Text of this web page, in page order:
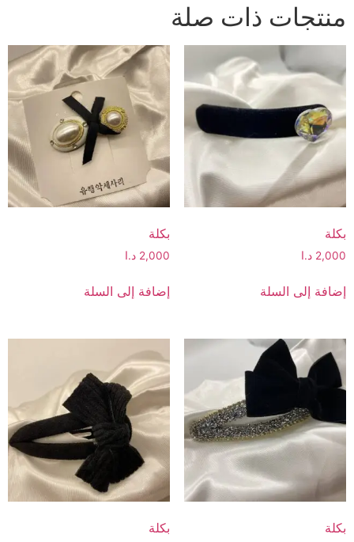
منتجات ذات صلة
بكلة
2,000 د.ا
إضافة إلى السلة
بكلة
2,000 د.ا
إضافة إلى السلة
بكلة بكلة